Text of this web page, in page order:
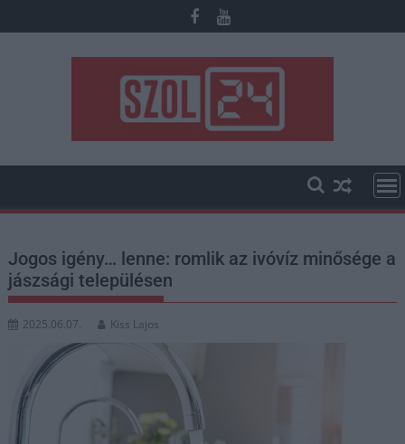
to
Jogos igény… lenne: romlik az ivóvíz minősége a
jászsági településen
2025.06.07. Kiss Lajos